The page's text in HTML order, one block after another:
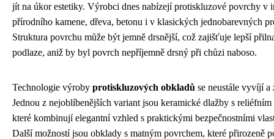
jít na úkor estetiky. Výrobci dnes nabízejí protiskluzové povrchy v
přírodního kamene, dřeva, betonu i v klasických jednobarevných
Struktura povrchu může být jemně drsnější, což zajišťuje lepší
podlaze, aniž by byl povrch nepříjemně drsný při chůzi naboso.
Technologie výroby protiskluzových obkladů se neustále vyvíjí a
Jednou z nejoblíbenějších variant jsou keramické dlažby s
které kombinují elegantní vzhled s praktickými bezpečnostními
Další možností jsou obklady s matným povrchem, které přirozeně